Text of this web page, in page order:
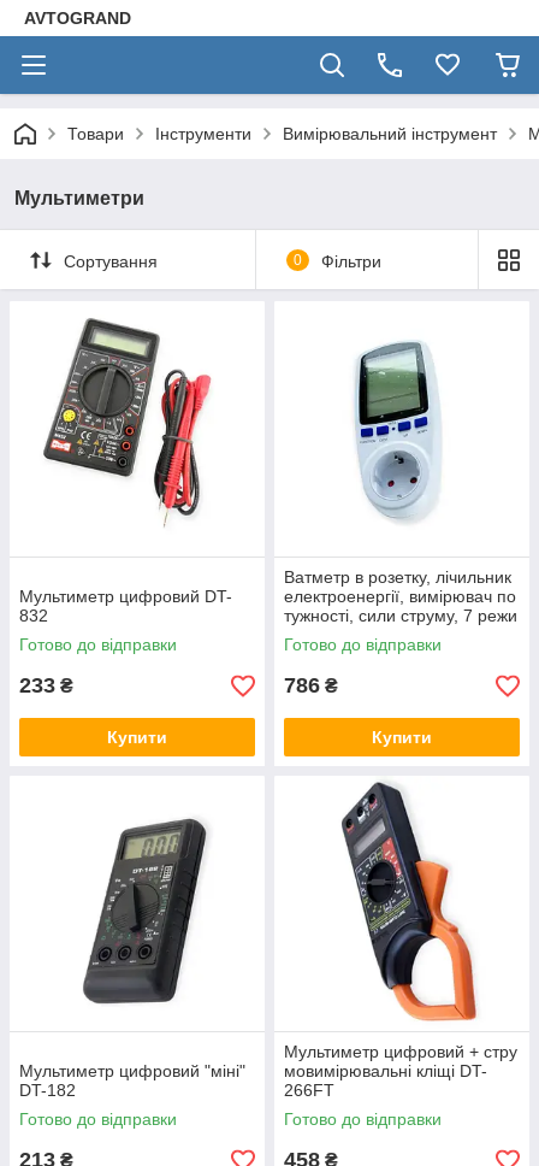
AVTOGRAND
Товари Інструменти Вимірювальний інструмент
Мультиметри
Сортування 0 Фільтри
Мультиметр цифровий DT-
832
Готово до відправки
233 ₴
Купити
Ватметр в розетку, лічильник
електроенергії, вимірювач по
тужності, сили струму, 7 режи
мів
Готово до відправки
786 ₴
Купити
Мультиметр цифровий "міні"
DT-182
Готово до відправки
213 ₴
Мультиметр цифровий + стру
мовимірювальні кліщі DT-
266FT
Готово до відправки
458 ₴